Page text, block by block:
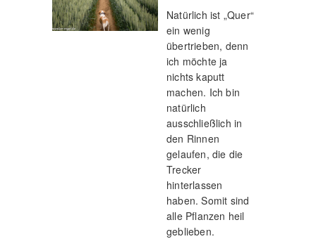
Natürlich ist „Quer“
ein wenig
übertrieben, denn
ich möchte ja
nichts kaputt
machen. Ich bin
natürlich
ausschließlich in
den Rinnen
gelaufen, die die
Trecker
hinterlassen
haben. Somit sind
alle Pflanzen heil
geblieben.